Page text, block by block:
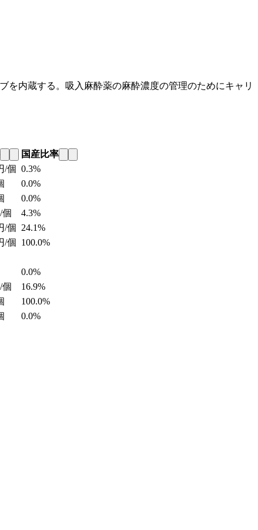
内蔵する。吸入麻酔薬の麻酔濃度の管理のためにキャリ
国産比率
/個 0.3%
0.0%
0.0%
個
4.3%
/個 24.1%
/個 100.0%
0.0%
個
16.9%
100.0%
0.0%